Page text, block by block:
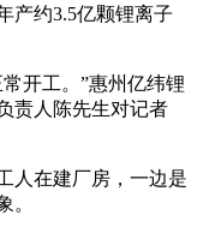
产约3.5亿颗锂离子
开工。”惠州亿纬锂
责人陈先生对记者
人在建厂房，一边是
。